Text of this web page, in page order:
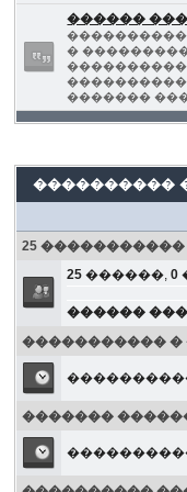
������
�
�������
����������
25
25 ������,0
������
����������� �
�������